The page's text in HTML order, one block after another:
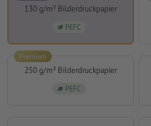
130 g/m² Bilderdruckpapier
PEFC
250 g/m² Bilderdruckpapier
PEFC
Premium